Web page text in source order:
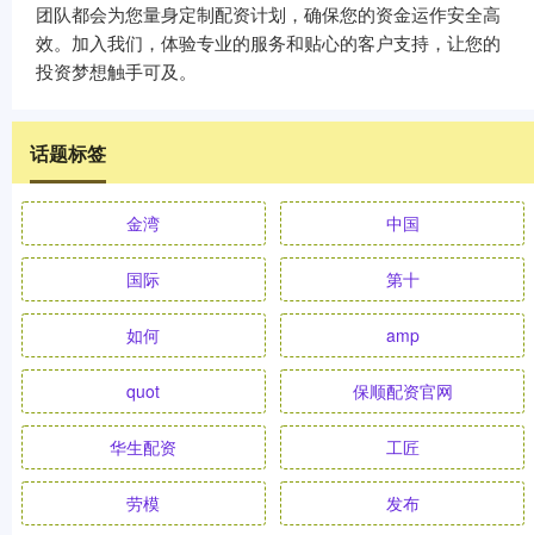
团队都会为您量身定制配资计划，确保您的资金运作安全高
效。加入我们，体验专业的服务和贴心的客户支持，让您的
投资梦想触手可及。
话题标签
金湾 中国
国际 第十
如何 amp
quot 保顺配资官网
华生配资 工匠
劳模 发布